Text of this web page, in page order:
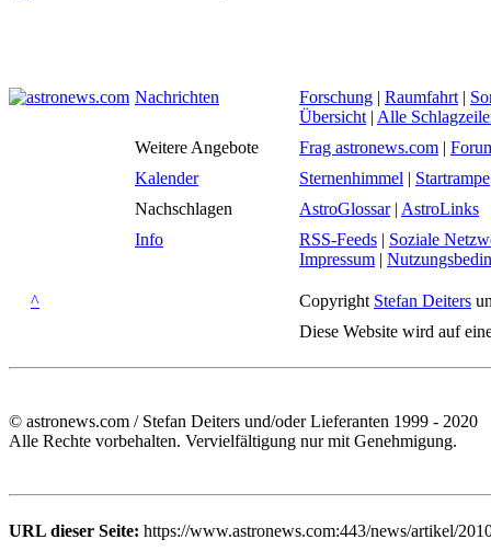
Nachrichten Forschung | Raumfahrt |
Übersicht | Alle
Weitere Angebote
Frag astronews.com |
Kalender
Sternenhimmel | Startrampe
Nachschlagen
AstroGlossar| AstroLinks
Info
RSS-Feeds | Soziale
Impressum |
^ Copyright Stefan Deiters
Diese Website wird auf
© astronews.com / Stefan Deiters und/oder Lieferanten 1999 - 2020
Alle Rechte vorbehalten. Vervielfältigung nur mit Genehmigung.
URL dieser Seite: https://www.astronews.com:443/news/artikel/